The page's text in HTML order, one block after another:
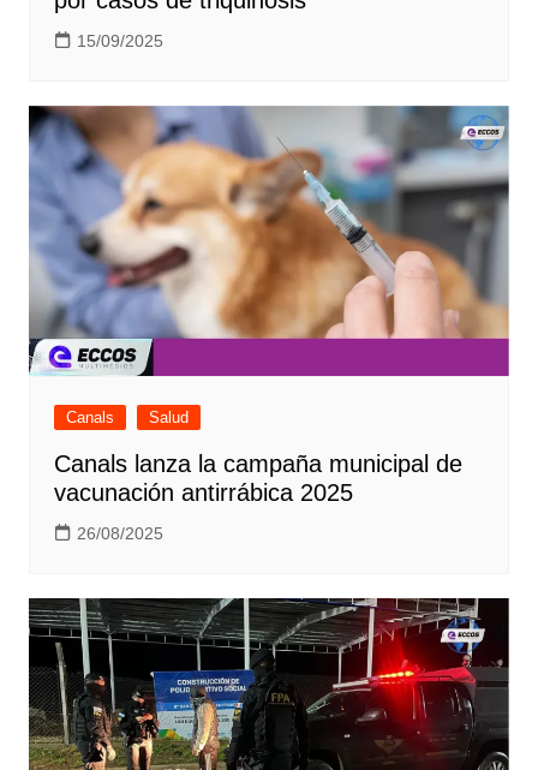
15/09/2025
Canals Salud
Canals lanza la campaña municipal de
vacunación antirrábica 2025
26/08/2025